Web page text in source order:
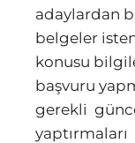
adaylardan
belgeler
konusu
başvuru
gerekli